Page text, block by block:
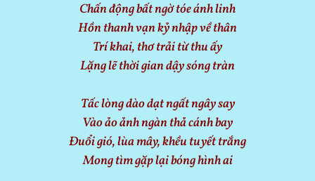
Chấn động bất ngờ tóe ánh linh
Hồn thanh vạn kỷ nhập về thân
Trí khai, thơ trải từ thu ấy
Lặng lẽ thời gian dậy sóng tràn
Tấc lòng dào dạt ngất ngây say
Vào ảo ảnh ngàn thả cánh bay
Đuổi gió, lùa mây, khều tuyết trắng
Mong tìm gặp lại bóng hình ai